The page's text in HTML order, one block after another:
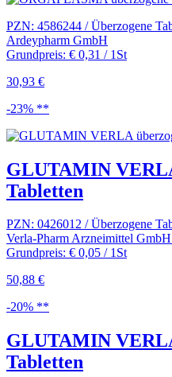
PZN: 4586244 / Überzogene
Ardeypharm GmbH
Grundpreis: € 0,31 / 1St
30,93 €
-23% **
GLUTAMIN
Tabletten
PZN: 0426012 / Überzogene
Verla-Pharm Arzneimittel
Grundpreis: € 0,05 / 1St
50,88 €
-20% **
GLUTAMIN
Tabletten